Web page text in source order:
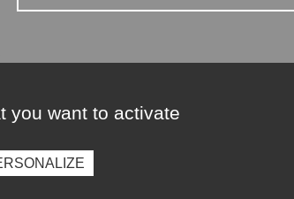
you want to activate